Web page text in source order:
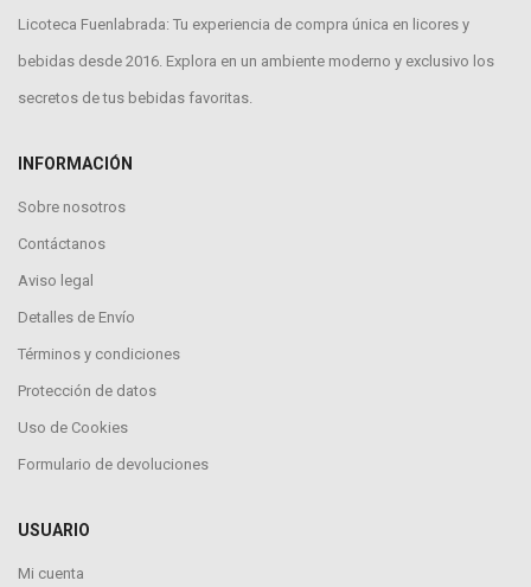
Licoteca Fuenlabrada: Tu experiencia de compra única en licores y
bebidas desde 2016. Explora en un ambiente moderno y exclusivo los
secretos de tus bebidas favoritas.
INFORMACIÓN
Sobre nosotros
Contáctanos
Aviso legal
Detalles de Envío
Términos y condiciones
Protección de datos
Uso de Cookies
Formulario de devoluciones
USUARIO
Mi cuenta